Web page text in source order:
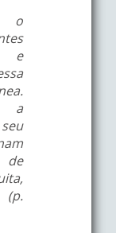
o
e
a
de
(p.